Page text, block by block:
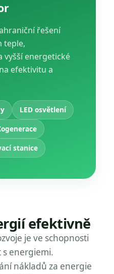
řešení
teple,
vyšší energetické
efektivitu a
LED osvětlení
stanice
efektivně
je ve schopnosti
energiemi.
nákladů za energie